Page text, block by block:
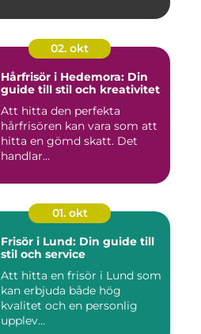
02. okt
Hårfrisör i Hedemora: Din
guide till stil och kreativitet
Att hitta den perfekta
hårfrisören kan vara som att
hitta en gömd skatt. Det
handlar...
01. okt
Frisör i Lund: Din guide till
stil och service
Att hitta en frisör i Lund som
kan erbjuda både hög
kvalitet och en personlig
upplev...